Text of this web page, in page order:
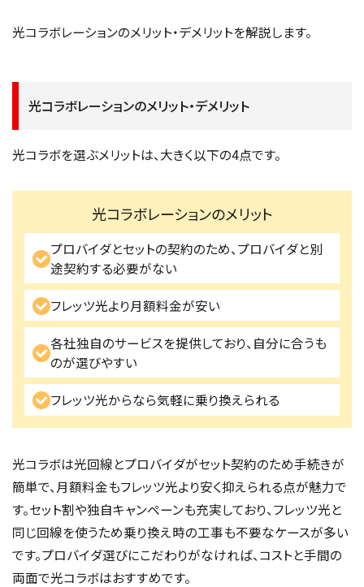
光コラボレーションのメリット・デメリットを解説します。
光コラボレーションのメリット・デメリット
光コラボを選ぶメリットは、大きく以下の4点です。
光コラボレーションのメリット
プロバイダとセットの契約のため、プロバイダと別
途契約する必要がない
フレッツ光より月額料金が安い
各社独自のサービスを提供しており、自分に合うも
のが選びやすい
フレッツ光からなら気軽に乗り換えられる
光コラボは光回線とプロバイダがセット契約のため手続きが
簡単で、月額料金もフレッツ光より安く抑えられる点が魅力で
す。セット割や独自キャンペーンも充実しており、フレッツ光と
同じ回線を使うため乗り換え時の工事も不要なケースが多い
です。プロバイダ選びにこだわりがなければ、コストと手間の
両面で光コラボはおすすめです。